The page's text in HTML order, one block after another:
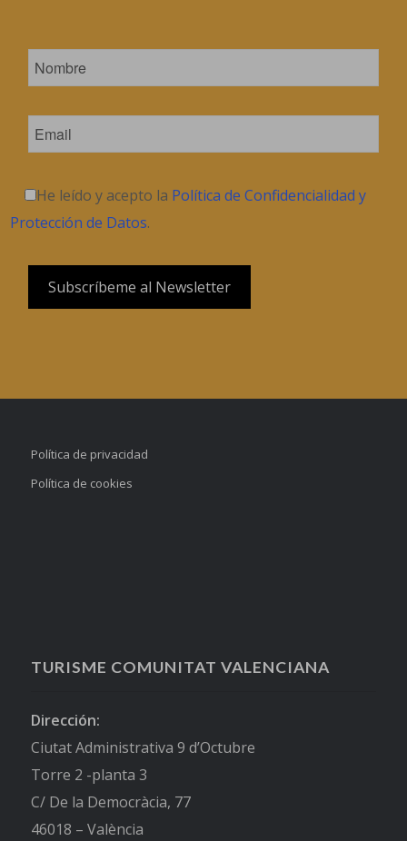
He leído y acepto la Política de Confidencialidad y
Protección de Datos.
Política de privacidad
Política de cookies
TURISME COMUNITAT VALENCIANA
Dirección:
Ciutat Administrativa 9 d’Octubre
Torre 2 -planta 3
C/ De la Democràcia, 77
46018 – València